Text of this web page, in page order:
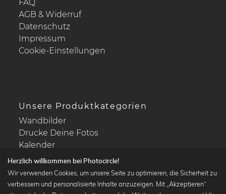
FAQ
AGB & Widerruf
Datenschutz
Impressum
Cookie-Einstellungen
Unsere Produktkategorien
Wandbilder
Drucke Deine Fotos
Kalender
Herzlich willkommen bei Photocircle!
Wir verwenden Cookies, um unsere Seite zu optimieren, die Sicherheit zu
verbessern und personalisierte Inhalte anzuzeigen. Mit „Akzeptieren“